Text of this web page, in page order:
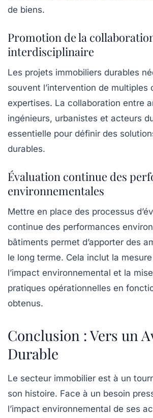
de biens.
Promotion de la
interdisciplinaire
Les projets immobiliers durables
souvent l’intervention de multiples
expertises. La collaboration entre
ingénieurs, urbanistes et acteurs
essentielle pour définir des
durables.
Évaluation continue des
environnementales
Mettre en place des processus
continue des performances
bâtiments permet d’apporter des
le long terme. Cela inclut la
l’impact environnemental et la
pratiques opérationnelles en
obtenus.
Conclusion : Vers un
Durable
Le secteur immobilier est à un
son histoire. Face à un besoin
l’impact environnemental de ses